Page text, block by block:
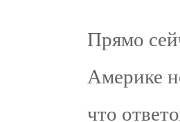
Прямо
Америке
что